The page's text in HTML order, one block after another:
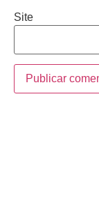
Site